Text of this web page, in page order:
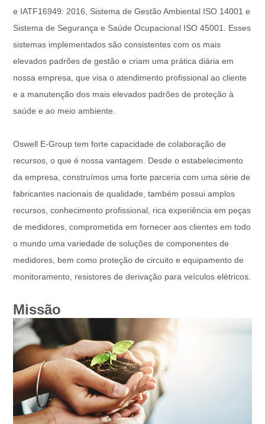
e IATF16949: 2016, Sistema de Gestão Ambiental ISO 14001 e
Sistema de Segurança e Saúde Ocupacional ISO 45001. Esses
sistemas implementados são consistentes com os mais
elevados padrões de gestão e criam uma prática diária em
nossa empresa, que visa o atendimento profissional ao cliente
e a manutenção dos mais elevados padrões de proteção à
saúde e ao meio ambiente.
Oswell E-Group tem forte capacidade de colaboração de
recursos, o que é nossa vantagem. Desde o estabelecimento
da empresa, construímos uma forte parceria com uma série de
fabricantes nacionais de qualidade, também possui amplos
recursos, conhecimento profissional, rica experiência em peças
de medidores, comprometida em fornecer aos clientes em todo
o mundo uma variedade de soluções de componentes de
medidores, bem como proteção de circuito e equipamento de
monitoramento, resistores de derivação para veículos elétricos.
Missão